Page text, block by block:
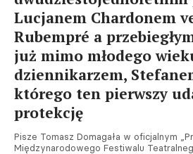
Lucjanem Chardonem
Rubempré a
już mimo młodego
dziennikarzem,
którego ten pierwszy
protekcję
Pisze Tomasz Domagała w oficjalnym
Międzynarodowego Festiwalu